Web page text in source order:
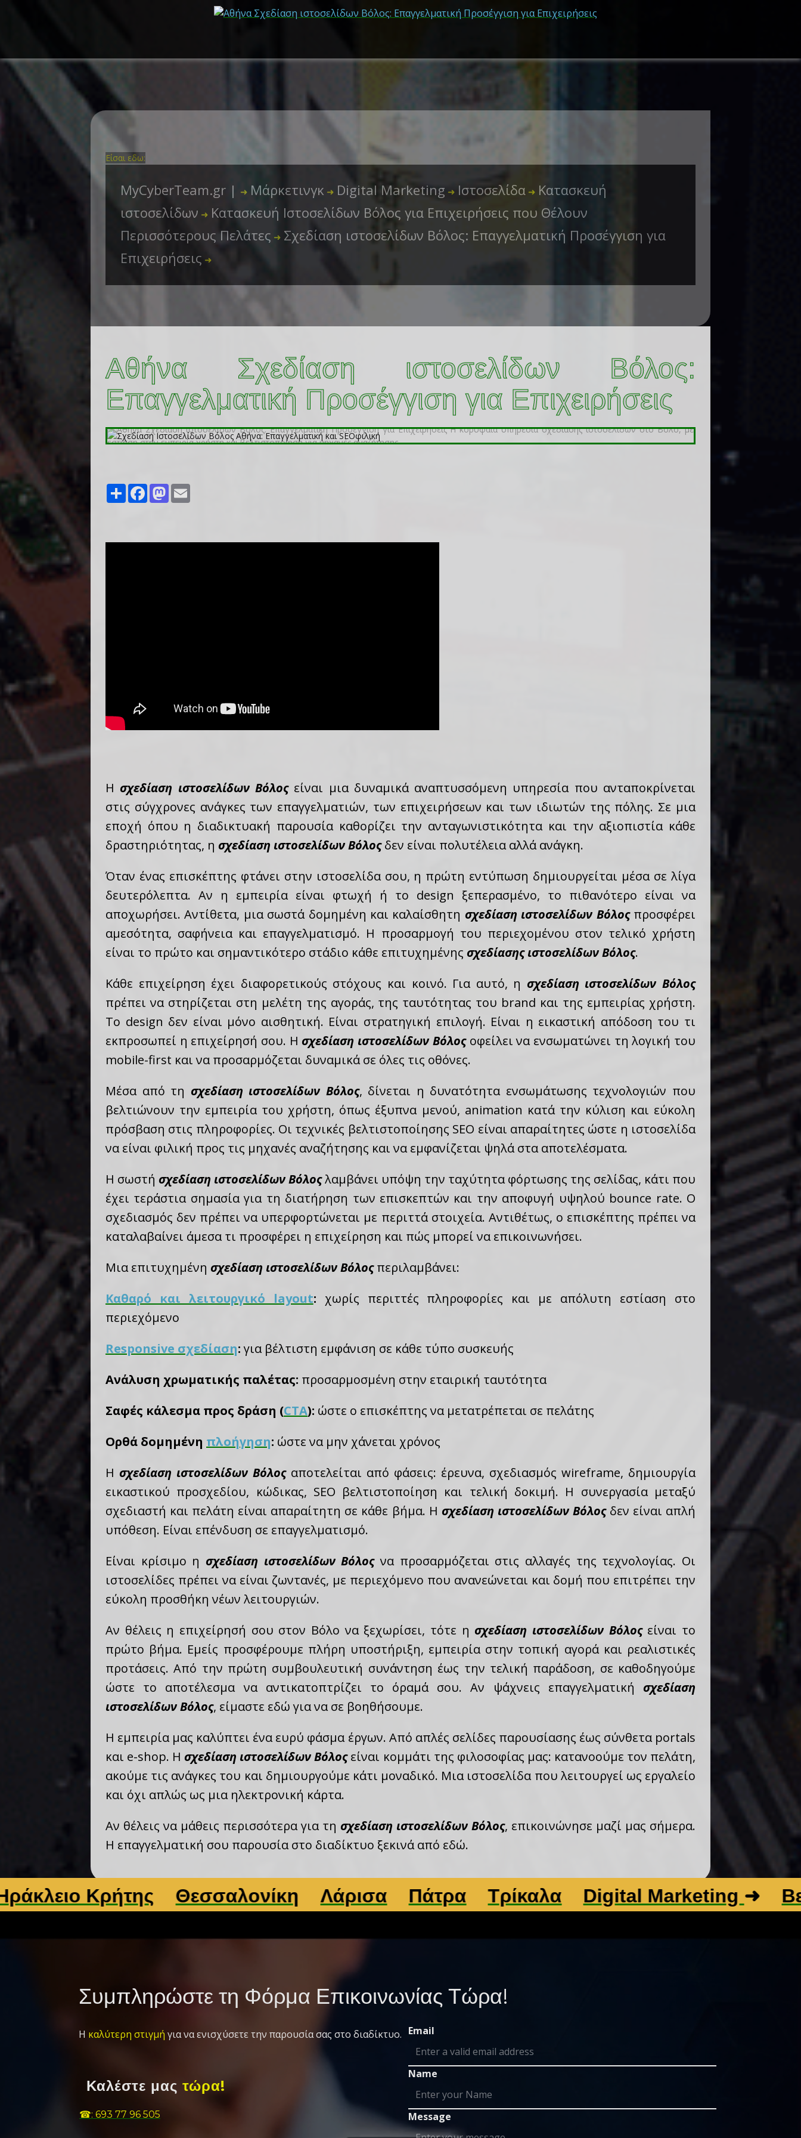
Είσαι εδω:
MyCyberTeam.gr | ➜ Μάρκετινγκ ➜ Digital Marketing ➜ Ιστοσελίδα ➜ Κατασκευή
ιστοσελίδων ➜ Κατασκευή Ιστοσελίδων Βόλος για Επιχειρήσεις που Θέλουν
Περισσότερους Πελάτες ➜ Σχεδίαση ιστοσελίδων Βόλος: Επαγγελματική Προσέγγιση για
Επιχειρήσεις ➜
Αθήνα Σχεδίαση ιστοσελίδων Βόλος:
Επαγγελματική Προσέγγιση για Επιχειρήσεις
Share FacebookMastodon
Η σχεδίαση ιστοσελίδων Βόλοςείναι μια δυναμικά αναπτυσσόμενη υπηρεσία που ανταποκρίνεται
στις σύγχρονες ανάγκες των επαγγελματιών, των επιχειρήσεων και των ιδιωτών της πόλης. Σε μια
εποχή όπου η διαδικτυακή παρουσία καθορίζει την ανταγωνιστικότητα και την αξιοπιστία κάθε
δραστηριότητας, η σχεδίαση ιστοσελίδων Βόλοςδεν είναι πολυτέλεια αλλά ανάγκη.
Όταν ένας επισκέπτης φτάνει στην ιστοσελίδα σου, η πρώτη εντύπωση δημιουργείται μέσα σε λίγα
δευτερόλεπτα. Αν η εμπειρία είναι φτωχή ή το design ξεπερασμένο, το πιθανότερο είναι να
αποχωρήσει. Αντίθετα, μια σωστά δομημένη και καλαίσθητη σχεδίαση ιστοσελίδων Βόλοςπροσφέρει
αμεσότητα, σαφήνεια και επαγγελματισμό. Η προσαρμογή του περιεχομένου στον τελικό χρήστη
είναι το πρώτο και σημαντικότερο στάδιο κάθε επιτυχημένης σχεδίασης ιστοσελίδων Βόλος.
Κάθε επιχείρηση έχει διαφορετικούς στόχους και κοινό. Για αυτό, η σχεδίαση ιστοσελίδων Βόλος
πρέπει να στηρίζεται στη μελέτη της αγοράς, της ταυτότητας του brand και της εμπειρίας χρήστη.
Το design δεν είναι μόνο αισθητική. Είναι στρατηγική επιλογή. Είναι η εικαστική απόδοση του τι
εκπροσωπεί η επιχείρησή σου. Ησχεδίαση ιστοσελίδων Βόλοςοφείλει να ενσωματώνει τη λογική του
mobile-first και να προσαρμόζεται δυναμικά σε όλες τις οθόνες.
Μέσα από τη σχεδίαση ιστοσελίδων Βόλος, δίνεται η δυνατότητα ενσωμάτωσης τεχνολογιών που
βελτιώνουν την εμπειρία του χρήστη, όπως έξυπνα μενού, animation κατά την κύλιση και εύκολη
πρόσβαση στις πληροφορίες. Οι τεχνικές βελτιστοποίησης SEO είναι απαραίτητες ώστε η ιστοσελίδα
να είναι φιλική προς τις μηχανές αναζήτησης και να εμφανίζεται ψηλά στα αποτελέσματα.
Η σωστή σχεδίαση ιστοσελίδων Βόλοςλαμβάνει υπόψη την ταχύτητα φόρτωσης της σελίδας, κάτι που
έχει τεράστια σημασία για τη διατήρηση των επισκεπτών και την αποφυγή υψηλού bounce rate. Ο
σχεδιασμός δεν πρέπει να υπερφορτώνεται με περιττά στοιχεία. Αντιθέτως, ο επισκέπτης πρέπει να
καταλαβαίνει άμεσα τι προσφέρει η επιχείρηση και πώς μπορεί να επικοινωνήσει.
Μια επιτυχημένη σχεδίαση ιστοσελίδων Βόλοςπεριλαμβάνει:
Καθαρό και λειτουργικό layout: χωρίς περιττές πληροφορίες και με απόλυτη εστίαση στο
περιεχόμενο
Responsive σχεδίαση:για βέλτιστη εμφάνιση σε κάθε τύπο συσκευής
Ανάλυση χρωματικής παλέτας: προσαρμοσμένη στην εταιρική ταυτότητα
Σαφές κάλεσμα προς δράση (CTA): ώστε ο επισκέπτης να μετατρέπεται σε πελάτης
Ορθά δομημένη πλοήγηση: ώστε να μην χάνεται χρόνος
Η σχεδίαση ιστοσελίδων Βόλοςαποτελείται από φάσεις: έρευνα, σχεδιασμός wireframe, δημιουργία
εικαστικού προσχεδίου, κώδικας, SEO βελτιστοποίηση και τελική δοκιμή. Η συνεργασία μεταξύ
σχεδιαστή και πελάτη είναι απαραίτητη σε κάθε βήμα. Η σχεδίαση ιστοσελίδων Βόλοςδεν είναι απλή
υπόθεση. Είναι επένδυση σε επαγγελματισμό.
Είναι κρίσιμο η σχεδίαση ιστοσελίδων Βόλοςνα προσαρμόζεται στις αλλαγές της τεχνολογίας. Οι
ιστοσελίδες πρέπει να είναι ζωντανές, με περιεχόμενο που ανανεώνεται και δομή που επιτρέπει την
εύκολη προσθήκη νέων λειτουργιών.
Αν θέλεις η επιχείρησή σου στον Βόλο να ξεχωρίσει, τότε η σχεδίαση ιστοσελίδων Βόλοςείναι το
πρώτο βήμα. Εμείς προσφέρουμε πλήρη υποστήριξη, εμπειρία στην τοπική αγορά και ρεαλιστικές
προτάσεις. Από την πρώτη συμβουλευτική συνάντηση έως την τελική παράδοση, σε καθοδηγούμε
ώστε το αποτέλεσμα να αντικατοπτρίζει το όραμά σου. Αν ψάχνεις επαγγελματική σχεδίαση
ιστοσελίδων Βόλος, είμαστε εδώ για να σε βοηθήσουμε.
Η εμπειρία μας καλύπτει ένα ευρύ φάσμα έργων. Από απλές σελίδες παρουσίασης έως σύνθετα portals
και e-shop. Ησχεδίαση ιστοσελίδων Βόλοςείναι κομμάτι της φιλοσοφίας μας: κατανοούμε τον πελάτη,
ακούμε τις ανάγκες του και δημιουργούμε κάτι μοναδικό. Μια ιστοσελίδα που λειτουργεί ως εργαλείο
και όχι απλώς ως μια ηλεκτρονική κάρτα.
Αν θέλεις να μάθεις περισσότερα για τη σχεδίαση ιστοσελίδων Βόλος, επικοινώνησε μαζί μας σήμερα.
Η επαγγελματική σου παρουσία στο διαδίκτυο ξεκινά από εδώ.
Θεσσαλονίκη Λάρισα Πάτρα Τρίκαλα Digital Marketing➜
Συμπληρώστε τη Φόρμα Επικοινωνίας Τώρα!
Η καλύτερη στιγμή για να ενισχύσετε την παρουσία σας στο διαδίκτυο.
Καλέστε μας τώρα!
☎: 693 77 96 505
Email
Name
Message